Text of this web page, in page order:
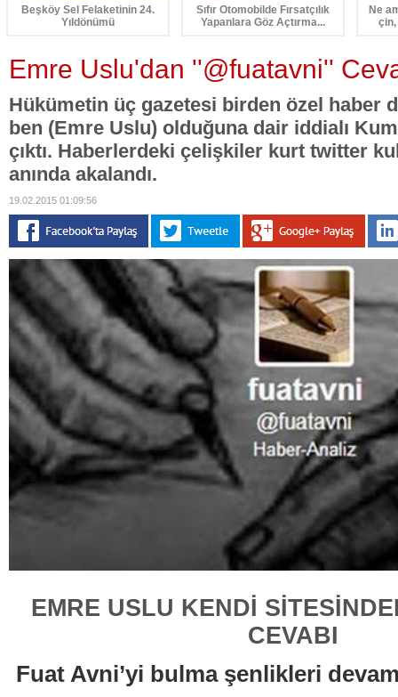
Beşköy Sel Felaketinin 24.
Yıldönümü
Sıfır Otomobilde Fırsatçılık
Yapanlara Göz Açtırma...
Ne
Emre Uslu'dan ''@fuatavni''
Hükümetin üç gazetesi birden özel haber
ben (Emre Uslu) olduğuna dair iddialı
çıktı. Haberlerdeki çelişkiler kurt twitter
anında akalandı.
19.02.2015 01:09:56
EMRE USLU KENDİ
CEVABI
Fuat Avni’yi bulma şenlikleri